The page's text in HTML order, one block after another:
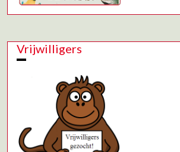
Vrijwilligers